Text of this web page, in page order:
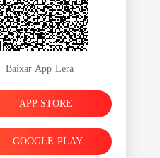
Baixar App Lera
APP STORE
GOOGLE PLAY